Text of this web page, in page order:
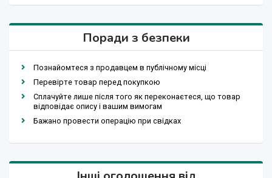
Поради з безпеки
Познайомтеся з продавцем в публічному місці
Перевірте товар перед покупкою
Сплачуйте лише після того як переконаєтеся, що товар
відповідає опису і вашим вимогам
Бажано провести операцію при свідках